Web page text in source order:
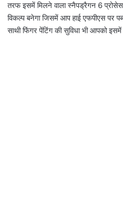
तरफ इसमें मिलने वाला स्नैपड्रैगन 6
विकल्प बनेगा जिसमें आप हाई एफपीएस पर
साथी फिंगर पेंटिंग की सुविधा भी आपको इसमें